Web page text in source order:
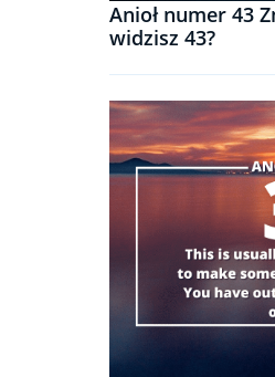
Anioł numer 43
widzisz 43?